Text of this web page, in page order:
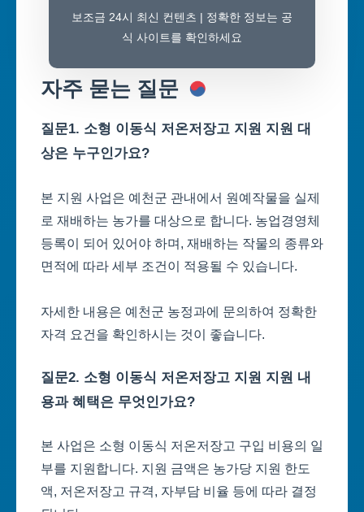
보조금 24시 최신 컨텐츠 | 정확한 정보는 공
식 사이트를 확인하세요
자주 묻는 질문
질문1. 소형 이동식 저온저장고 지원 지원 대
상은 누구인가요?
본 지원 사업은 예천군 관내에서 원예작물을 실제
로 재배하는 농가를 대상으로 합니다. 농업경영체
등록이 되어 있어야 하며, 재배하는 작물의 종류와
면적에 따라 세부 조건이 적용될 수 있습니다.
자세한 내용은 예천군 농정과에 문의하여 정확한
자격 요건을 확인하시는 것이 좋습니다.
질문2. 소형 이동식 저온저장고 지원 지원 내
용과 혜택은 무엇인가요?
본 사업은 소형 이동식 저온저장고 구입 비용의 일
부를 지원합니다. 지원 금액은 농가당 지원 한도
액, 저온저장고 규격, 자부담 비율 등에 따라 결정